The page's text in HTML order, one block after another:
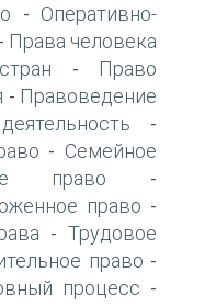
- Оперативно-
- Права человека
-
Право
- Правоведение
-
- Семейное
право -
право -
-Трудовое
право -
процесс -